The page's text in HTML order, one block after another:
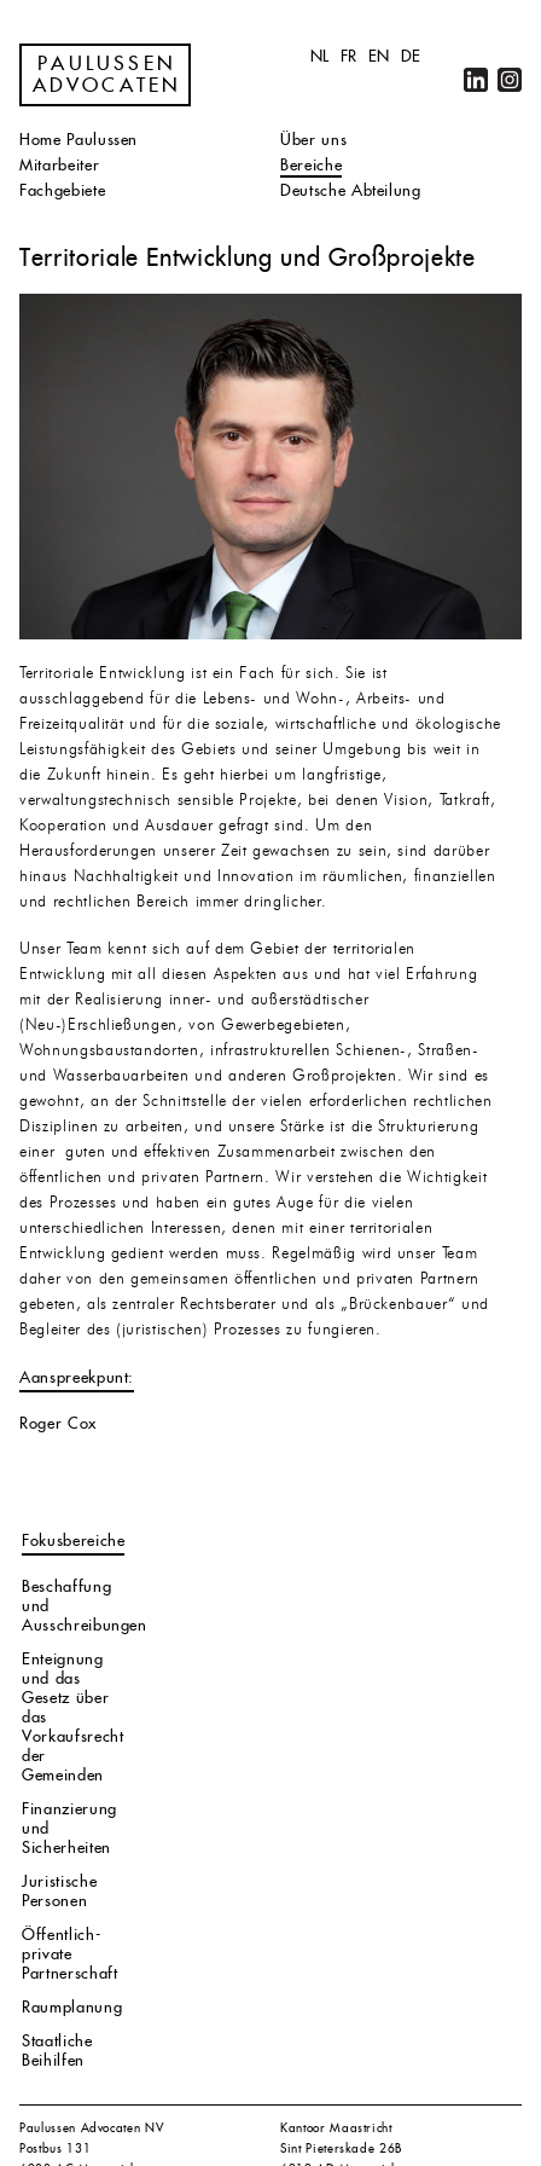
PAULUSSEN
ADVOCATEN
NL FR EN DE
Home Paulussen
Über uns
Mitarbeiter
Bereiche
Fachgebiete
Deutsche Abteilung
Territoriale Entwicklung und Großprojekte
Territoriale Entwicklung ist ein Fach für sich. Sie ist
ausschlaggebend für die Lebens- und Wohn-, Arbeits- und
Freizeitqualität und für die soziale, wirtschaftliche und ökologische
Leistungsfähigkeit des Gebiets und seiner Umgebung bis weit in
die Zukunft hinein. Es geht hierbei um langfristige,
verwaltungstechnisch sensible Projekte, bei denen Vision, Tatkraft,
Kooperation und Ausdauer gefragt sind. Um den
Herausforderungen unserer Zeit gewachsen zu sein, sind darüber
hinaus Nachhaltigkeit und Innovation im räumlichen, finanziellen
und rechtlichen Bereich immer dringlicher.
Unser Team kennt sich auf dem Gebiet der territorialen
Entwicklung mit all diesen Aspekten aus und hat viel Erfahrung
mit der Realisierung inner- und außerstädtischer
(Neu-)Erschließungen, von Gewerbegebieten,
Wohnungsbaustandorten, infrastrukturellen Schienen-, Straßen-
und Wasserbauarbeiten und anderen Großprojekten. Wir sind es
gewohnt, an der Schnittstelle der vielen erforderlichen rechtlichen
Disziplinen zu arbeiten, und unsere Stärke ist die Strukturierung
einer guten und effektiven Zusammenarbeit zwischen den
öffentlichen und privaten Partnern. Wir verstehen die Wichtigkeit
des Prozesses und haben ein gutes Auge für die vielen
unterschiedlichen Interessen, denen mit einer territorialen
Entwicklung gedient werden muss. Regelmäßig wird unser Team
daher von den gemeinsamen öffentlichen und privaten Partnern
gebeten, als zentraler Rechtsberater und als „Brückenbauer“ und
Begleiter des (juristischen) Prozesses zu fungieren.
Aanspreekpunt:
Roger Cox
Fokusbereiche
Beschaffung
und
Ausschreibungen
Enteignung
und das
Gesetz über
das
Vorkaufsrecht
der
Gemeinden
Finanzierung
und
Sicherheiten
Juristische
Personen
Öffentlich-
private
Partnerschaft
Raumplanung
Staatliche
Beihilfen
Paulussen Advocaten NV
Postbus 131
Kantoor Maastricht
Sint Pieterskade 26B